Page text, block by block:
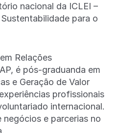
nacional da ICLEI –
para o
Relações
é pós-graduanda em
e Geração de Valor
profissionais
internacional.
e parcerias no